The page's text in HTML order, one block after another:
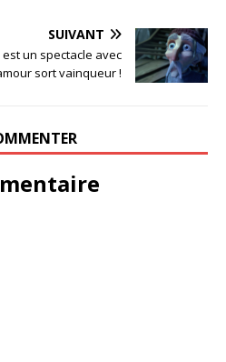
SUIVANT
est un spectacle avec
sort vainqueur !